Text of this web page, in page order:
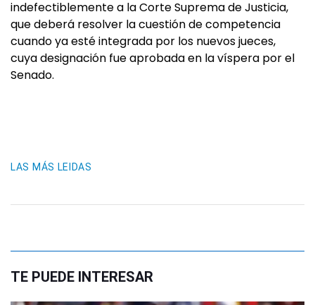
indefectiblemente a la Corte Suprema de Justicia,
que deberá resolver la cuestión de competencia
cuando ya esté integrada por los nuevos jueces,
cuya designación fue aprobada en la víspera por el
Senado.
LAS MÁS LEIDAS
TE PUEDE INTERESAR